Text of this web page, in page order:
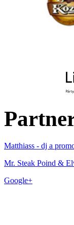
Matthiass - dj a
Mr. Steak Poind &
Google+